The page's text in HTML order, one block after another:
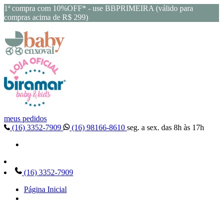
1ª compra com 10%OFF* - use BBPRIMEIRA (válido para
compras acima de R$ 299)
meus pedidos
(16) 3352-7909
(16) 98166-8610 seg. a sex. das 8h às 17h
(16) 3352-7909
Página Inicial